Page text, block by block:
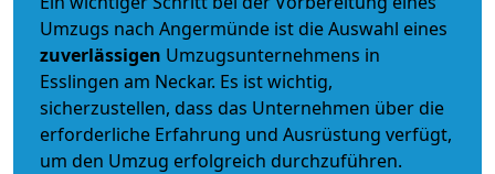
Umzugs nach Angermünde ist die Auswahl eines
zuverlässigen Umzugsunternehmens in
Esslingen am Neckar. Es ist wichtig,
sicherzustellen, dass das Unternehmen über die
erforderliche Erfahrung und Ausrüstung verfügt,
um den Umzug erfolgreich durchzuführen.